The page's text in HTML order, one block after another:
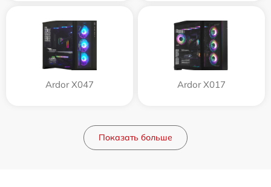
Ardor X047 Ardor X017
Показать больше